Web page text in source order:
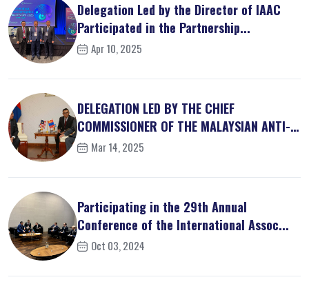
Delegation Led by the Director of IAAC
Participated in the Partnership...
Apr 10, 2025
DELEGATION LED BY THE CHIEF
COMMISSIONER OF THE MALAYSIAN ANTI-
CORRUPT...
Mar 14, 2025
Participating in the 29th Annual
Conference of the International Assoc...
Oct 03, 2024